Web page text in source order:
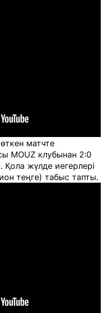
матчте
MOUZ клубынан 2:0
Қола жүлде иегерлері
теңге) табыс тапты.